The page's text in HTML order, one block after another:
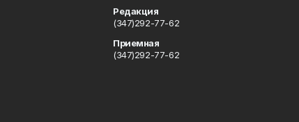
Редакция
(347)292-77-62
Приемная
(347)292-77-62